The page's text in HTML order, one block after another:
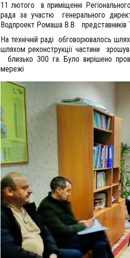
11 лютого в приміщенні
рада за участю генерального
Водпроект Ромаша В.В.
На технічній раді обговорювалось
шляхом реконструкції частини
близько 300 га. Було вирішено
мережі